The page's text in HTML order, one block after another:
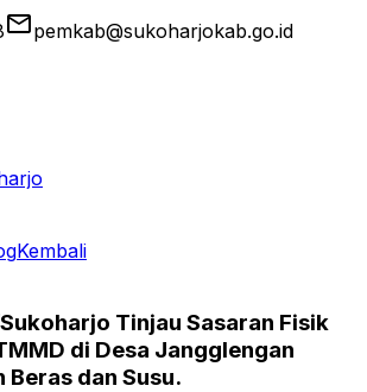
emailpemkab@sukoharjokab.go.id
Kembali
Tinjau Sasaran Fisik
di Desa Jangglengan
dan Susu.